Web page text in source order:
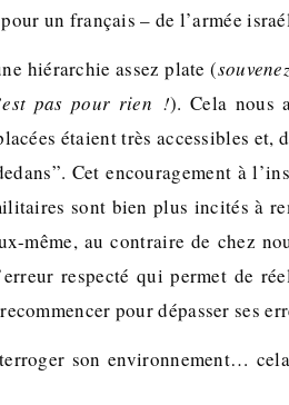
un français – de l’armée
hiérarchie assez plate (
pas pour rien !). Cela nous
étaient très accessibles et,
Cet encouragement à
sont bien plus incités à
même, au contraire de chez
respecté qui permet de
pour dépasser ses
son environnement…